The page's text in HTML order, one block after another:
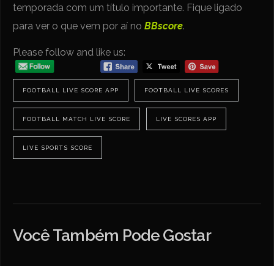
temporada com um título importante. Fique ligado
para ver o que vem por aí noBBscore.
Please follow and like us:
FOOTBALL LIVE SCORE APP FOOTBALL LIVE SCORES
FOOTBALL MATCH LIVE SCORE LIVE SCORES APP
LIVE SPORTS SCORE
Você Também Pode Gostar